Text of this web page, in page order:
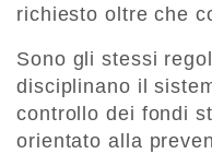
richiesto oltre che
Sono gli stessi
disciplinano il
controllo dei fondi
orientato alla